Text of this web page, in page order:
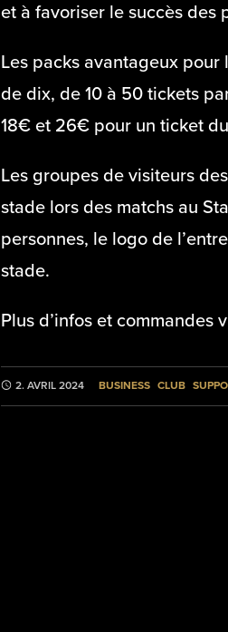
et à favoriser le succès des
Les packs avantageux
de dix, de 10 à 50 tickets
18€ et 26€ pour un ticket
Les groupes de visiteurs
stade lors des matchs au
personnes, le logo de
stade.
Plus d’infos et commandes
2. AVRIL 2024 BUSINESS CLUB